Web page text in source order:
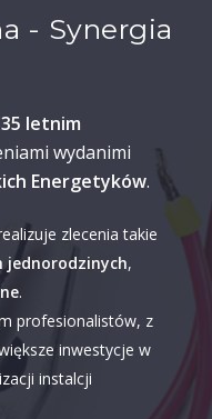
- Synergia
35 letnim
wydanimi
Energetyków.
zlecenia takie
jednorodzinych,
.
profesionalistów, z
inwestycje w
instalcji